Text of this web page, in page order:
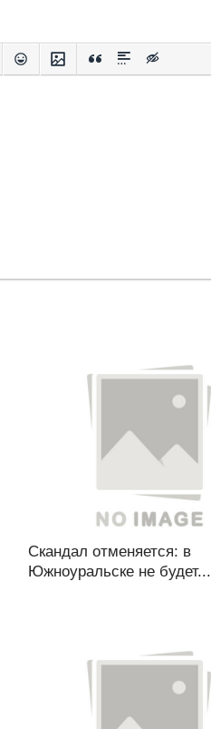
Скандал отменяется: в
Южноуральске не будет...